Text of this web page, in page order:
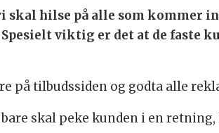
hilse på alle som kommer
viktig er det at de faste
på tilbudssiden og godta alle
skal peke kunden i en